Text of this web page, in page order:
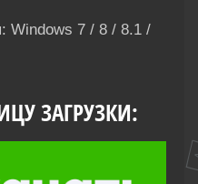
Windows 7 / 8 / 8.1 /
ЗАГРУЗКИ: